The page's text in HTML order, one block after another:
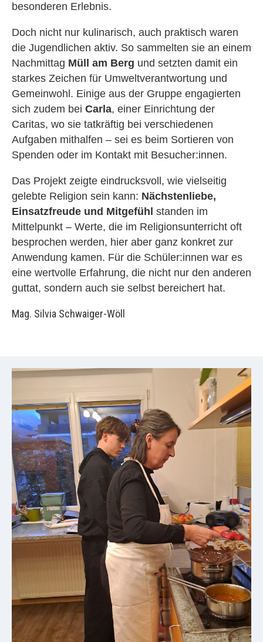
besonderen Erlebnis.
Doch nicht nur kulinarisch, auch praktisch waren
die Jugendlichen aktiv. So sammelten sie an einem
Nachmittag Müll am Berg und setzten damit ein
starkes Zeichen für Umweltverantwortung und
Gemeinwohl. Einige aus der Gruppe engagierten
sich zudem bei Carla, einer Einrichtung der
Caritas, wo sie tatkräftig bei verschiedenen
Aufgaben mithalfen – sei es beim Sortieren von
Spenden oder im Kontakt mit Besucher:innen.
Das Projekt zeigte eindrucksvoll, wie vielseitig
gelebte Religion sein kann: Nächstenliebe,
Einsatzfreude und Mitgefühl standen im
Mittelpunkt – Werte, die im Religionsunterricht oft
besprochen werden, hier aber ganz konkret zur
Anwendung kamen. Für die Schüler:innen war es
eine wertvolle Erfahrung, die nicht nur den anderen
guttat, sondern auch sie selbst bereichert hat.
Mag. Silvia Schwaiger-Wöll